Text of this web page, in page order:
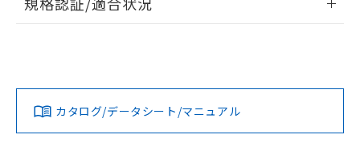
ログイン/会員登録
ダウンロードデータをご利用いただく前に、以下を必ずお読
みください。
ソフトウェアの使用条件
EU RoHS 注意事項・凡例
対応済み
LR型式承認
DNV型式承認
BV型式承認
KR型式
カタログ/データシート/マニュアル